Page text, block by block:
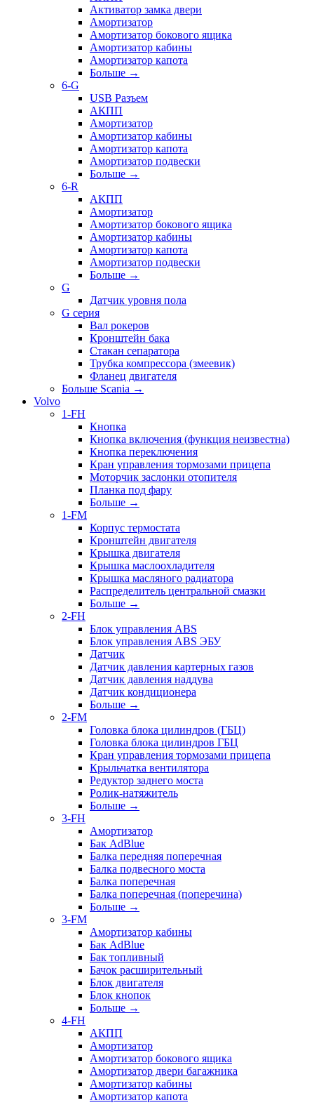
Активатор замка двери
Амортизатор
Амортизатор бокового ящика
Амортизатор кабины
Амортизатор капота
Больше →
6-G
USB Разъем
АКПП
Амортизатор
Амортизатор кабины
Амортизатор капота
Амортизатор подвески
Больше →
6-R
АКПП
Амортизатор
Амортизатор бокового ящика
Амортизатор кабины
Амортизатор капота
Амортизатор подвески
Больше →
G
Датчик уровня пола
G серия
Вал рокеров
Кронштейн бака
Стакан сепаратора
Трубка компрессора (змеевик)
Фланец двигателя
Больше Scania →
Volvo
1-FH
Кнопка
Кнопка включения (функция неизвестна)
Кнопка переключения
Кран управления тормозами прицепа
Моторчик заслонки отопителя
Планка под фару
Больше →
1-FM
Корпус термостата
Кронштейн двигателя
Крышка двигателя
Крышка маслоохладителя
Крышка масляного радиатора
Распределитель центральной смазки
Больше →
2-FH
Блок управления ABS
Блок управления ABS ЭБУ
Датчик
Датчик давления картерных газов
Датчик давления наддува
Датчик кондиционера
Больше →
2-FM
Головка блока цилиндров (ГБЦ)
Головка блока цилиндров ГБЦ
Кран управления тормозами прицепа
Крыльчатка вентилятора
Редуктор заднего моста
Ролик-натяжитель
Больше →
3-FH
Амортизатор
Бак AdBlue
Балка передняя поперечная
Балка подвесного моста
Балка поперечная
Балка поперечная (поперечина)
Больше →
3-FM
Амортизатор кабины
Бак AdBlue
Бак топливный
Бачок расширительный
Блок двигателя
Блок кнопок
Больше →
4-FH
АКПП
Амортизатор
Амортизатор бокового ящика
Амортизатор двери багажника
Амортизатор кабины
Амортизатор капота